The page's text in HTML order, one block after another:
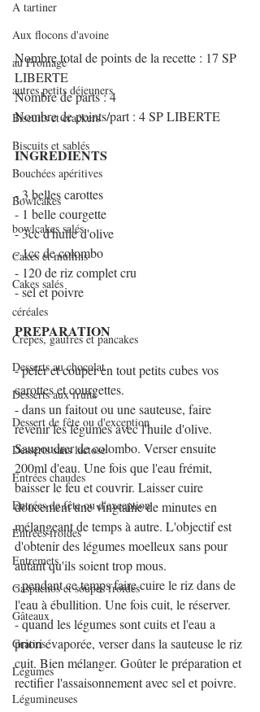
A tartiner
Aux flocons d'avoine
au Fromage
autres petits déjeuners
Biscuits et crackers
Biscuits et sablés
Bouchées apéritives
Bowlcakes
bowlcakes salés
Cakes et muffins
Cakes salés
céréales
Crêpes, gaufres et pancakes
Desserts au chocolat
Desserts aux fruits
Dessert de fête ou d'exception
Desserts sans lactose
Entrées chaudes
Entrées de fête ou d'exception
Entrées froides
Entremets
Gaspachos et soupes froides
Gâteaux
Gratins
Légumes
Légumineuses
Nombre total de points de la recette : 17 SP
LIBERTE
Nombre de parts : 4
Nombre de points/part : 4 SP LIBERTE
INGREDIENTS
- 3 belles carottes
- 1 belle courgette
- 3cc d'huile d'olive
- 1cc de colombo
- 120 de riz complet cru
- sel et poivre
PREPARATION
- peler et couper en tout petits cubes vos
carottes et courgettes.
- dans un faitout ou une sauteuse, faire
revenir les légumes avec l'huile d'olive.
Saupoudrer de colombo. Verser ensuite
200ml d'eau. Une fois que l'eau frémit,
baisser le feu et couvrir. Laisser cuire
doucement une vingtaine de minutes en
mélangeant de temps à autre. L'objectif est
d'obtenir des légumes moelleux sans pour
autant qu'ils soient trop mous.
- pendant ce temps faire cuire le riz dans de
l'eau à ébullition. Une fois cuit, le réserver.
- quand les légumes sont cuits et l'eau a
priori évaporée, verser dans la sauteuse le riz
cuit. Bien mélanger. Goûter le préparation et
rectifier l'assaisonnement avec sel et poivre.